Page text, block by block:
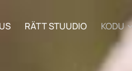
RÄTT STUUDIO KODU